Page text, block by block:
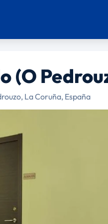
(O
La Coruña, España